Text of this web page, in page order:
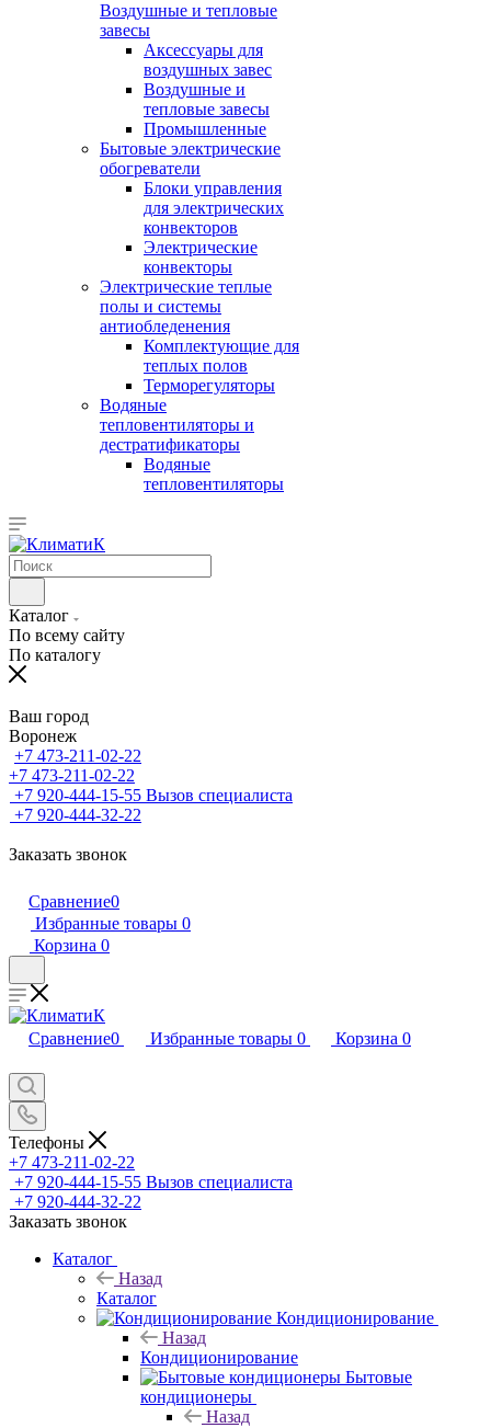
Воздушные и тепловые
завесы
Аксессуары для
воздушных завес
Воздушные и
тепловые завесы
Промышленные
Бытовые электрические
обогреватели
Блоки управления
для электрических
конвекторов
Электрические
конвекторы
Электрические теплые
полы и системы
антиобледенения
Комплектующие для
теплых полов
Терморегуляторы
Водяные
тепловентиляторы и
дестратификаторы
Водяные
тепловентиляторы
Каталог
По всему сайту
По каталогу
Ваш город
Воронеж
+7 473-211-02-22
+7 473-211-02-22
+7 920-444-15-55 Вызов специалиста
+7 920-444-32-22
Заказать звонок
Сравнение0
Избранные товары 0
Корзина 0
Сравнение0 Избранные товары 0 Корзина 0
Телефоны
+7 473-211-02-22
+7 920-444-15-55 Вызов специалиста
+7 920-444-32-22
Заказать звонок
Каталог
Назад
Каталог
Кондиционирование
Назад
Кондиционирование
Бытовые
кондиционеры
Назад